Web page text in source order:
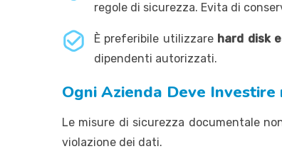
regole di sicurezza. Evita di
È preferibile utilizzare hard disk
dipendenti autorizzati.
Ogni Azienda Deve
Le misure di sicurezza documentale
violazione dei dati.